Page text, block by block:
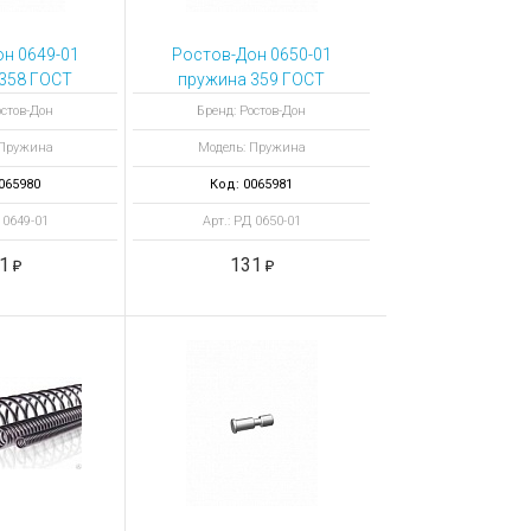
0649-01
ГОСТ
86Дон
01
Ростов-Дон 0650-01
пружина 359 ГОСТ
13767-86
(цинкование)
Бренд: Ростов-Дон
Модель: Пружина
Код: 0065981
Арт.: РД 0650-01
131